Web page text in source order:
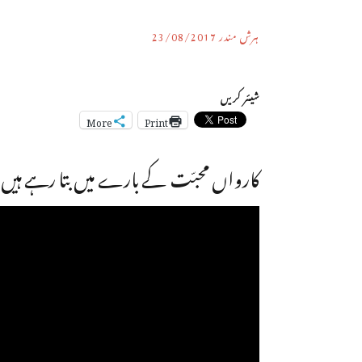
ہرش مندر23/08/2017
شیئر کریں
Print
More
کارواں محبّت کے بارے میں بتا رہے